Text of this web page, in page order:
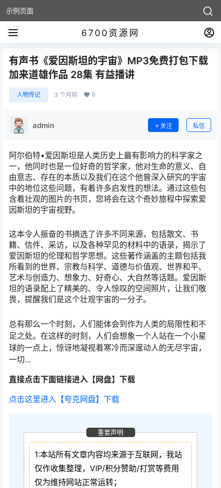
示例页面
6700资源网
有声书《爱因斯坦的宇宙》MP3免费打包下载
加来道雄作品 28集 有益播讲
人物传记 3 个月前 0
admin 关注 私信
阿尔伯特•爱因斯坦是人类历史上最有影响力的科学家之
一，他同时也是一位好奇的哲学家，他对生命的意义、自
由意志、存在的本质以及我们在这个他曾深入研究的宇宙
中的地位这些问题，有着许多启发性的想法。通过这些包
含着壮观的图片的书页，您将会在这个奇妙旅程中探索爱
因斯坦的宇宙视野。
这本令人振奋的书摘选了许多不同来源，包括散文、书
籍、信件、采访，以及各种罕见的材料中的语录，揭示了
爱因斯坦的伦理和哲学思想。这些著作涵盖的主题包括我
所看到的世界、宗教与科学、道德与价值观、世界和平、
艺术与创造力、想象力、好奇心、大自然等话题。爱因斯
坦的语录配上了精美的、令人惊叹的空间照片，让我们敬
畏，提醒我们是这个壮观宇宙的一分子。
总有那么一个时刻，人们能体会到作为人类的局限性和不
足之处。在这样的时刻，人们会想象一个人站在一个小星
球的一点上，惊讶地凝视着寒冷而深邃动人的无尽宇宙，
一切…
直接点击下面链接进入【网盘】下载
点击这里进入【夸克网盘】下载
重要声明
1:本站所有文章内容均来源于互联网，我站
仅作收集整理，VIP/积分赞助/打赏等费用
仅为维持网站正常运转；